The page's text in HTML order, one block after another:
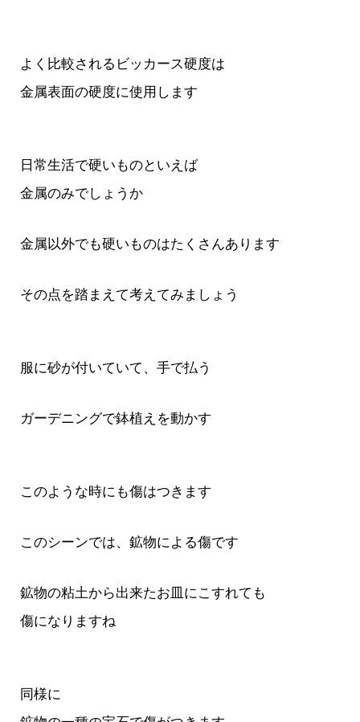
よく比較されるビッカース硬度は
金属表面の硬度に使用します
日常生活で硬いものといえば
金属のみでしょうか
金属以外でも硬いものはたくさんあります
その点を踏まえて考えてみましょう
服に砂が付いていて、手で払う
ガーデニングで鉢植えを動かす
このような時にも傷はつきます
このシーンでは、鉱物による傷です
鉱物の粘土から出来たお皿にこすれても
傷になりますね
同様に